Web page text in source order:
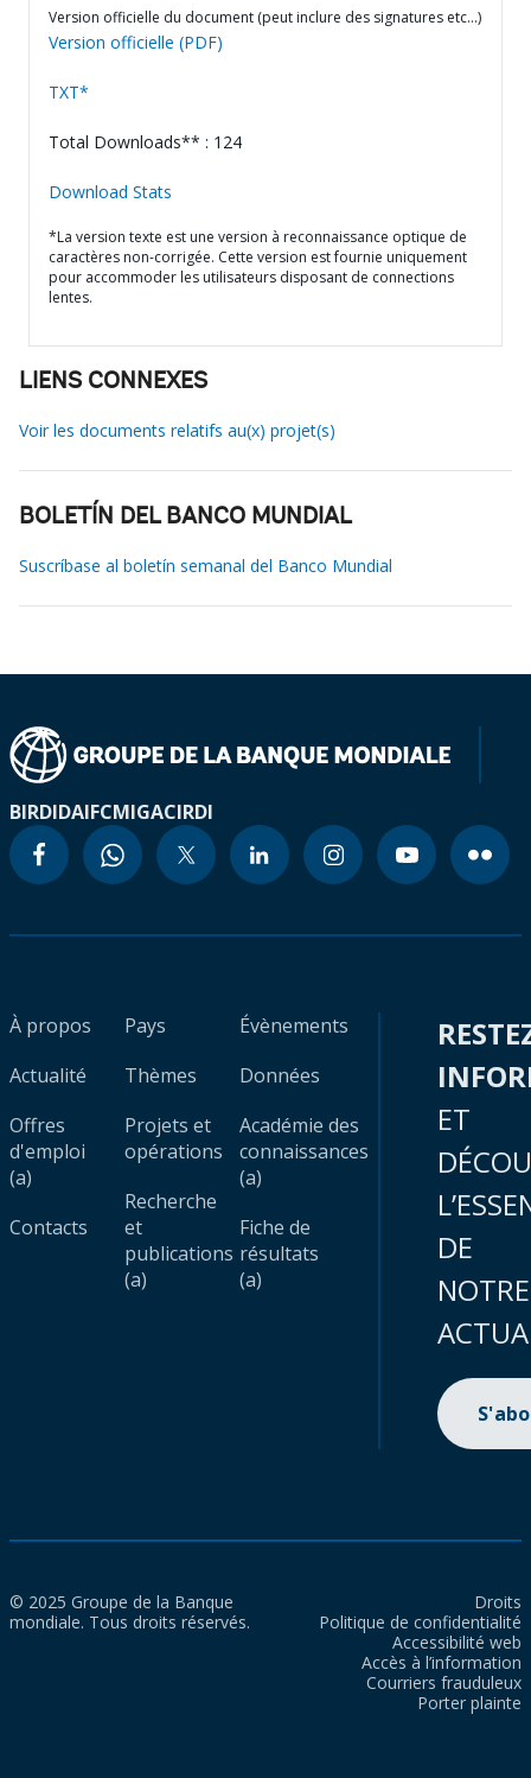
Version officielle du document (peut inclure des signatures etc…)
Version officielle (PDF)
TXT*
Total Downloads** : 124
Download Stats
*La version texte est une version à reconnaissance optique de
caractères non-corrigée. Cette version est fournie uniquement
pour accommoder les utilisateurs disposant de connections
lentes.
LIENS CONNEXES
Voir les documents relatifs au(x) projet(s)
BOLETÍN DEL BANCO MUNDIAL
Suscríbase al boletín semanal del Banco Mundial
BIRDIDAIFCMIGACIRDI
À propos
Actualité
Offres
d'emploi
(a)
Contacts
Pays
Thèmes
Projets et
opérations
Recherche
et
publications
(a)
Évènements
Données
Académie des
connaissances
(a)
Fiche de
résultats
(a)
ET
DE
NOTRE
© 2025 Groupe de la Banque
mondiale. Tous droits réservés.
Droits
Politique de confidentialité
Accessibilité web
Accès à l’information
Courriers frauduleux
Porter plainte